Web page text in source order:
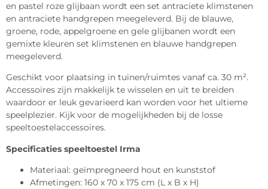
en pastel roze glijbaan wordt een set antraciete klimstenen
en antraciete handgrepen meegeleverd. Bij de blauwe,
groene, rode, appelgroene en gele glijbanen wordt een
gemixte kleuren set klimstenen en blauwe handgrepen
meegeleverd.
Geschikt voor plaatsing in tuinen/ruimtes vanaf ca. 30 m².
Accessoires zijn makkelijk te wisselen en uit te breiden
waardoor er leuk gevarieerd kan worden voor het ultieme
speelplezier. Kijk voor de mogelijkheden bij de losse
speeltoestelaccessoires.
Specificaties speeltoestel Irma
Materiaal: geïmpregneerd hout en kunststof
Afmetingen: 160 x 70 x 175 cm (L x B x H)